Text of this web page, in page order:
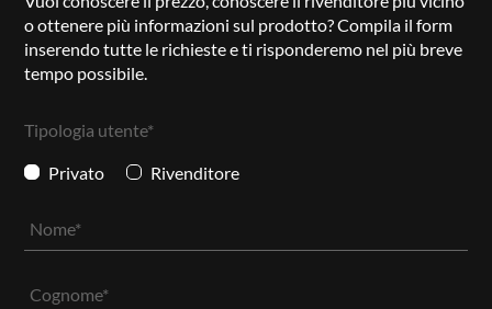
o ottenere più informazioni sul prodotto? Compila il form
inserendo tutte le richieste e ti risponderemo nel più breve
tempo possibile.
Tipologia utente*
Privato Rivenditore